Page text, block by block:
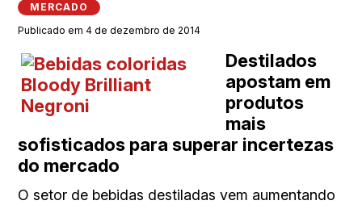
MERCADO
Publicado em 4 de dezembro de 2014
Destilados
apostam em
produtos
mais
sofisticados para superar incertezas
do mercado
O setor de bebidas destiladas vem aumentando